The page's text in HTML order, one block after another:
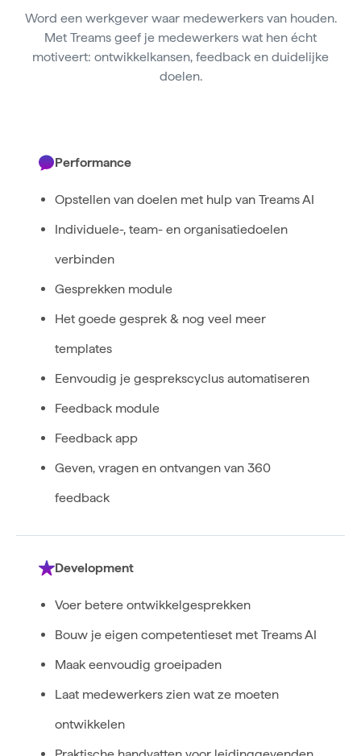
Word een werkgever waar medewerkers van houden.
Met Treams geef je medewerkers wat hen écht
motiveert: ontwikkelkansen, feedback en duidelijke
doelen.
Performance
Opstellen van doelen met hulp van Treams AI
Individuele-, team- en organisatiedoelen
verbinden
Gesprekken module
Het goede gesprek & nog veel meer
templates
Eenvoudig je gesprekscyclus automatiseren
Feedback module
Feedback app
Geven, vragen en ontvangen van 360
feedback
Development
Voer betere ontwikkelgesprekken
Bouw je eigen competentieset met Treams AI
Maak eenvoudig groeipaden
Laat medewerkers zien wat ze moeten
ontwikkelen